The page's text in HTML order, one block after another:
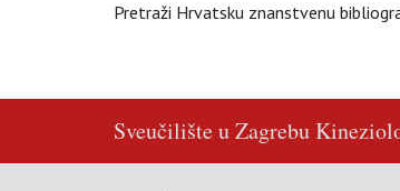
Pretraži Hrvatsku znanstvenu
Sveučilište u Zagrebu